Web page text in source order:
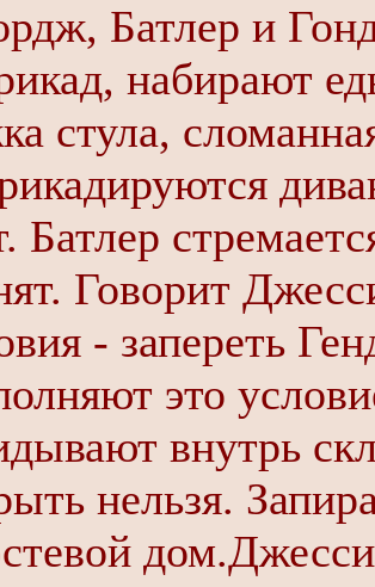
Батлер и
набирают
стула,
Батлер
Говорит
- запереть
это
внутрь
нельзя.